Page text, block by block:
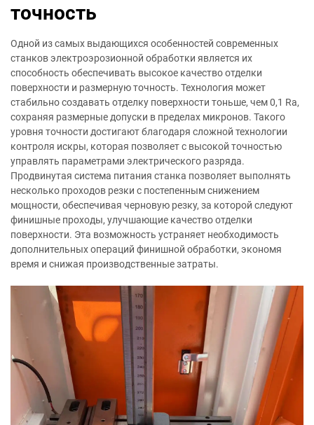
точность
Одной из самых выдающихся особенностей современных
станков электроэрозионной обработки является их
способность обеспечивать высокое качество отделки
поверхности и размерную точность. Технология может
стабильно создавать отделку поверхности тоньше, чем 0,1 Ra,
сохраняя размерные допуски в пределах микронов. Такого
уровня точности достигают благодаря сложной технологии
контроля искры, которая позволяет с высокой точностью
управлять параметрами электрического разряда.
Продвинутая система питания станка позволяет выполнять
несколько проходов резки с постепенным снижением
мощности, обеспечивая черновую резку, за которой следуют
финишные проходы, улучшающие качество отделки
поверхности. Эта возможность устраняет необходимость
дополнительных операций финишной обработки, экономя
время и снижая производственные затраты.